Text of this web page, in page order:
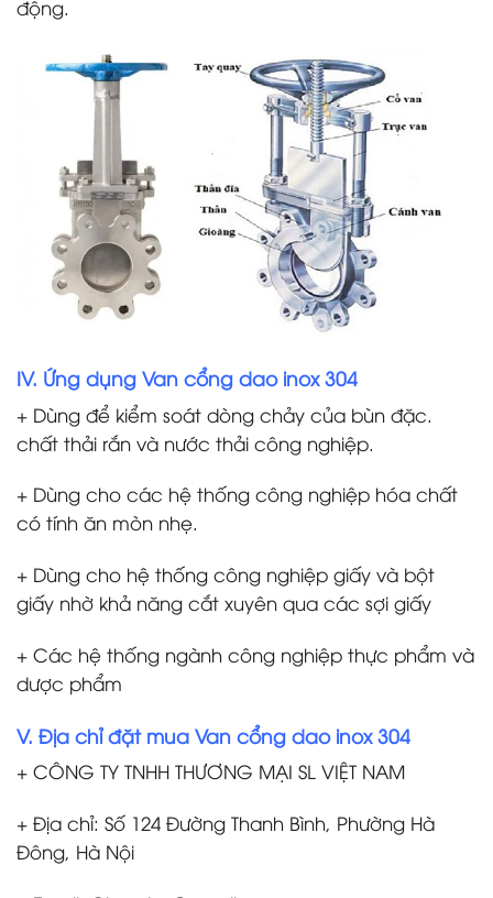
động.
IV. Ứng dụng Van cổng dao inox 304
+ Dùng để kiểm soát dòng chảy của bùn đặc.
chất thải rắn và nước thải công nghiệp.
+ Dùng cho các hệ thống công nghiệp hóa chất
có tính ăn mòn nhẹ.
+ Dùng cho hệ thống công nghiệp giấy và bột
giấy nhờ khả năng cắt xuyên qua các sợi giấy
+ Các hệ thống ngành công nghiệp thực phẩm và
dược phẩm
V. Địa chỉ đặt mua Van cổng dao inox 304
+ CÔNG TY TNHH THƯƠNG MẠI SL VIỆT NAM
+ Địa chỉ: Số 124 Đường Thanh Bình, Phường Hà
Đông, Hà Nội